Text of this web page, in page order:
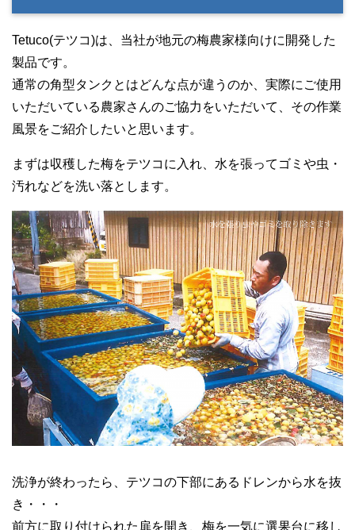
Tetuco(テツコ)は、当社が地元の梅農家様向けに開発した
製品です。
通常の角型タンクとはどんな点が違うのか、実際にご使用
いただいている農家さんのご協力をいただいて、その作業
風景をご紹介したいと思います。
まずは収穫した梅をテツコに入れ、水を張ってゴミや虫・
汚れなどを洗い落とします。
洗浄が終わったら、テツコの下部にあるドレンから水を抜
き・・・
前方に取り付けられた扉を開き、梅を一気に選果台に移し